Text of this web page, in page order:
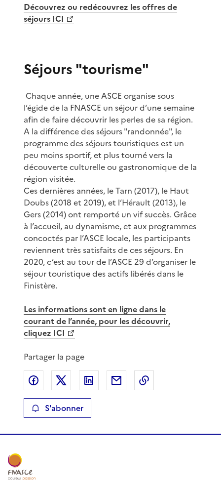
Découvrez ou redécouvrez les offres de
séjours ICI
Séjours "tourisme"
Chaque année, une ASCE organise sous
l’égide de la FNASCE un séjour d’une semaine
afin de faire découvrir les perles de sa région.
A la différence des séjours "randonnée", le
programme des séjours touristiques est un
peu moins sportif, et plus tourné vers la
découverte culturelle ou gastronomique de la
région visitée.
Ces dernières années, le Tarn (2017), le Haut
Doubs (2018 et 2019), et l’Hérault (2013), le
Gers (2014) ont remporté un vif succès. Grâce
à l’accueil, au dynamisme, et aux programmes
concoctés par l’ASCE locale, les participants
reviennent très satisfaits de ces séjours. En
2020, c’est au tour de l’ASCE 29 d’organiser le
séjour touristique des actifs libérés dans le
Finistère.
Les informations sont en ligne dans le
courant de l’année, pour les découvrir,
cliquez ICI
Partager la page
Partager sur Facebook
Partager sur XPartager sur LinkedIn
Partager par email
S'abonner